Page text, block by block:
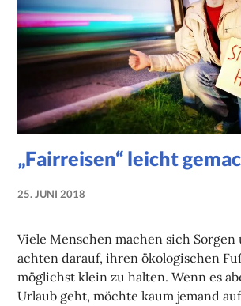
„Fairreisen“ leicht
25. JUNI 2018
ANTER
Viele Menschen machen sich Sorgen
achten darauf, ihren ökologischen
möglichst klein zu halten. Wenn es
Urlaub geht, möchte kaum jemand auf